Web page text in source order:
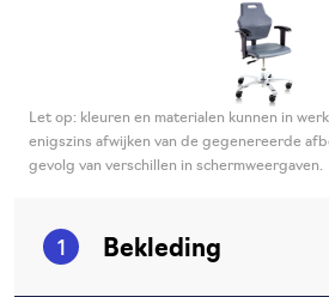
Let op: kleuren en materialen kunnen in
enigszins afwijken van de gegenereerde
gevolg van verschillen in schermweergaven.
1 Bekleding